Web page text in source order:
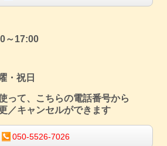
～17:00
・祝日
って、こちらの電話番号から
／キャンセルができます
050-5526-7026